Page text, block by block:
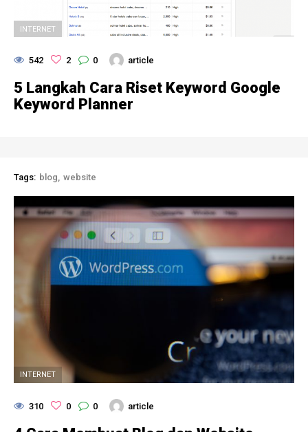
INTERNET
542 2 0 article
5 Langkah Cara Riset Keyword Google
Keyword Planner
Tags: blog website
INTERNET
310 0 0 article